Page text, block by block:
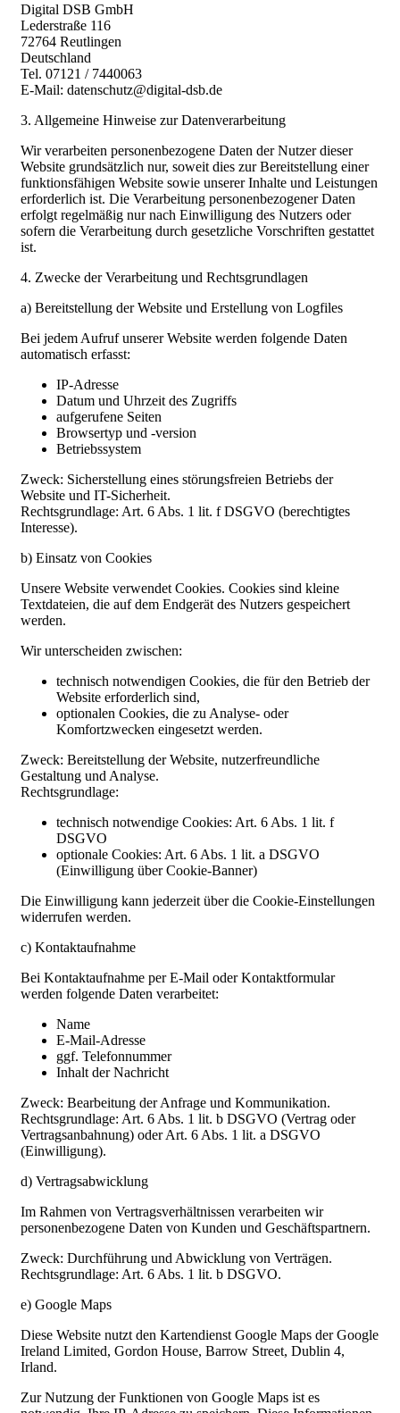
Digital DSB GmbH
Lederstraße 116
72764 Reutlingen
Deutschland
Tel. 07121 / 7440063
E-Mail: datenschutz@digital-dsb.de
3. Allgemeine Hinweise zur Datenverarbeitung
Wir verarbeiten personenbezogene Daten der Nutzer dieser
Website grundsätzlich nur, soweit dies zur Bereitstellung einer
funktionsfähigen Website sowie unserer Inhalte und Leistungen
erforderlich ist. Die Verarbeitung personenbezogener Daten
erfolgt regelmäßig nur nach Einwilligung des Nutzers oder
sofern die Verarbeitung durch gesetzliche Vorschriften gestattet
ist.
4. Zwecke der Verarbeitung und Rechtsgrundlagen
a) Bereitstellung der Website und Erstellung von Logfiles
Bei jedem Aufruf unserer Website werden folgende Daten
automatisch erfasst:
IP-Adresse
Datum und Uhrzeit des Zugriffs
aufgerufene Seiten
Browsertyp und -version
Betriebssystem
Zweck: Sicherstellung eines störungsfreien Betriebs der
Website und IT-Sicherheit.
Rechtsgrundlage: Art. 6 Abs. 1 lit. f DSGVO (berechtigtes
Interesse).
b) Einsatz von Cookies
Unsere Website verwendet Cookies. Cookies sind kleine
Textdateien, die auf dem Endgerät des Nutzers gespeichert
werden.
Wir unterscheiden zwischen:
technisch notwendigen Cookies, die für den Betrieb der
Website erforderlich sind,
optionalen Cookies, die zu Analyse- oder
Komfortzwecken eingesetzt werden.
Zweck: Bereitstellung der Website, nutzerfreundliche
Gestaltung und Analyse.
Rechtsgrundlage:
technisch notwendige Cookies: Art. 6 Abs. 1 lit. f
DSGVO
optionale Cookies: Art. 6 Abs. 1 lit. a DSGVO
(Einwilligung über Cookie-Banner)
Die Einwilligung kann jederzeit über die Cookie-Einstellungen
widerrufen werden.
c) Kontaktaufnahme
Bei Kontaktaufnahme per E-Mail oder Kontaktformular
werden folgende Daten verarbeitet:
Name
E-Mail-Adresse
ggf. Telefonnummer
Inhalt der Nachricht
Zweck: Bearbeitung der Anfrage und Kommunikation.
Rechtsgrundlage: Art. 6 Abs. 1 lit. b DSGVO (Vertrag oder
Vertragsanbahnung) oder Art. 6 Abs. 1 lit. a DSGVO
(Einwilligung).
d) Vertragsabwicklung
Im Rahmen von Vertragsverhältnissen verarbeiten wir
personenbezogene Daten von Kunden und Geschäftspartnern.
Zweck: Durchführung und Abwicklung von Verträgen.
Rechtsgrundlage: Art. 6 Abs. 1 lit. b DSGVO.
e) Google Maps
Diese Website nutzt den Kartendienst Google Maps der Google
Ireland Limited, Gordon House, Barrow Street, Dublin 4,
Irland.
Zur Nutzung der Funktionen von Google Maps ist es